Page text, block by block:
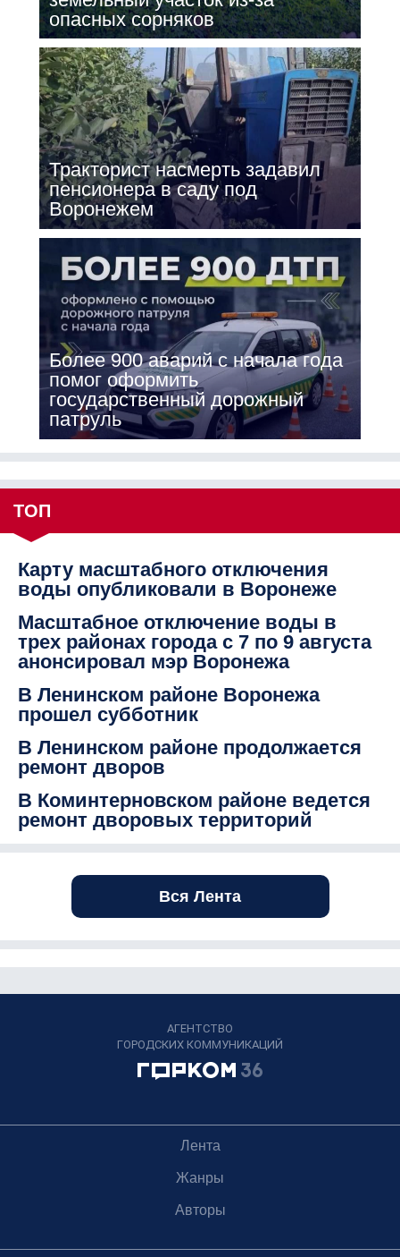
опасных сорняков
Тракторист насмерть задавил
пенсионера в саду под
Воронежем
Более 900 аварий с начала года
помог оформить
государственный дорожный
патруль
ТОП
Карту масштабного отключения
воды опубликовали в Воронеже
Масштабное отключение воды в
трех районах города с 7 по 9 августа
анонсировал мэр Воронежа
В Ленинском районе Воронежа
прошел субботник
В Ленинском районе продолжается
ремонт дворов
В Коминтерновском районе ведется
ремонт дворовых территорий
Вся Лента
АГЕНТСТВО
ГОРОДСКИХ КОММУНИКАЦИЙ
Лента
Жанры
Авторы